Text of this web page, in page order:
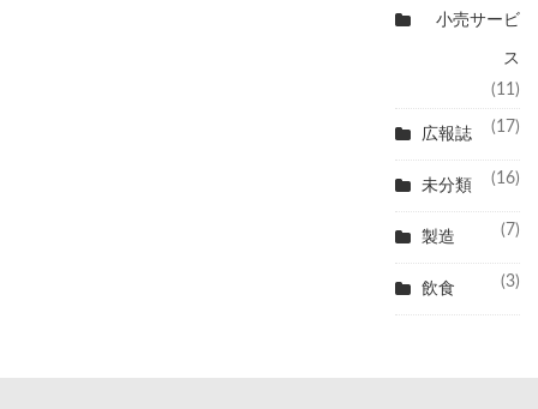
小売サービ
ス
(11)
広報誌 (17)
未分類 (16)
製造 (7)
飲食 (3)